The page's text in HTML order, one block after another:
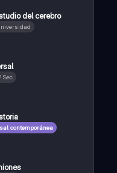
del cerebro
Sec
contemporánea